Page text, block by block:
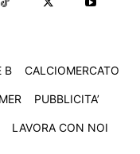
B CALCIOMERCATO
PUBBLICITA’
LAVORA CON NOI